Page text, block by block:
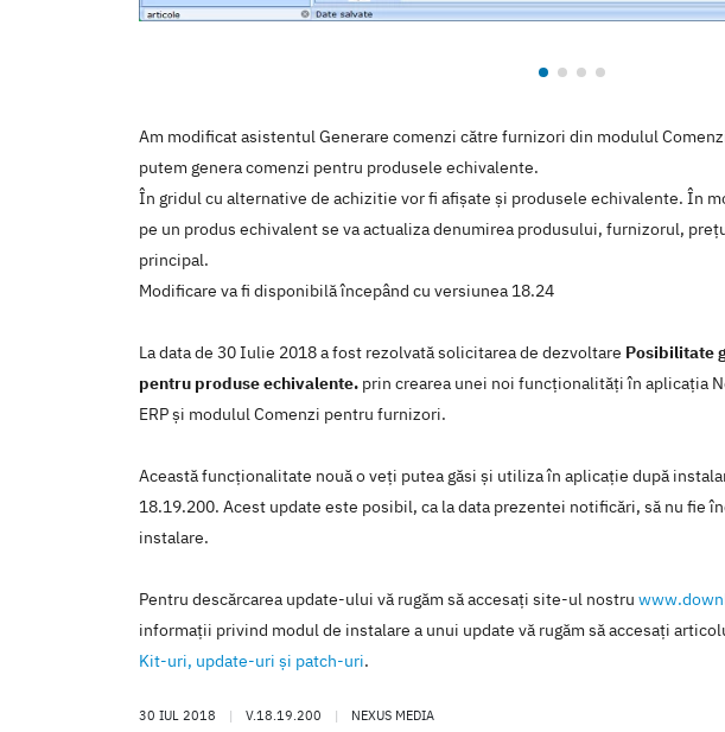
Am modificat asistentul Generare comenzi către furnizori din modulul
putem genera comenzi pentru produsele echivalente.
În gridul cu alternative de achizitie vor fi afișate și produsele echivalente. În
pe un produs echivalent se va actualiza denumirea produsului, furnizorul,
principal.
Modificare va fi disponibilă începând cu versiunea 18.24
La data de 30 Iulie 2018 a fost rezolvată solicitarea de dezvoltare Posibilitate
pentru produse echivalente. prin crearea unei noi funcţionalităţi în aplicaţia
ERP şi modulul Comenzi pentru furnizori.
Această funcţionalitate nouă o veţi putea găsi şi utiliza în aplicaţie după
18.19.200. Acest update este posibil, ca la data prezentei notificări, să nu fie
instalare.
Pentru descărcarea update-ului vă rugăm să accesaţi site-ul nostru
informaţii privind modul de instalare a unui update vă rugăm să accesaţi
Kit-uri, update-uri şi patch-uri.
30 IUL 2018 | V.18.19.200 | NEXUS MEDIA